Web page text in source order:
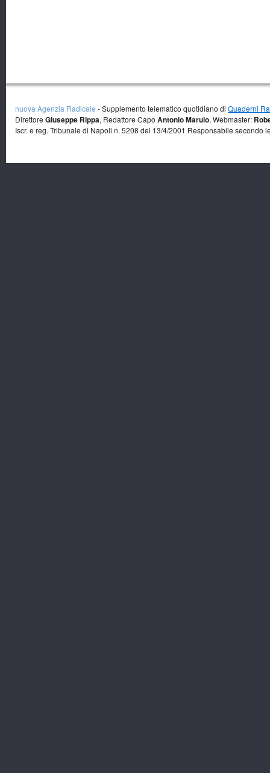
nuova Agenzia Radicale - Supplemento telematico quotidiano di Quaderni
Direttore Giuseppe Rippa, Redattore Capo Antonio Marulo, Webmaster:
Iscr. e reg. Tribunale di Napoli n. 5208 del 13/4/2001 Responsabile secondo